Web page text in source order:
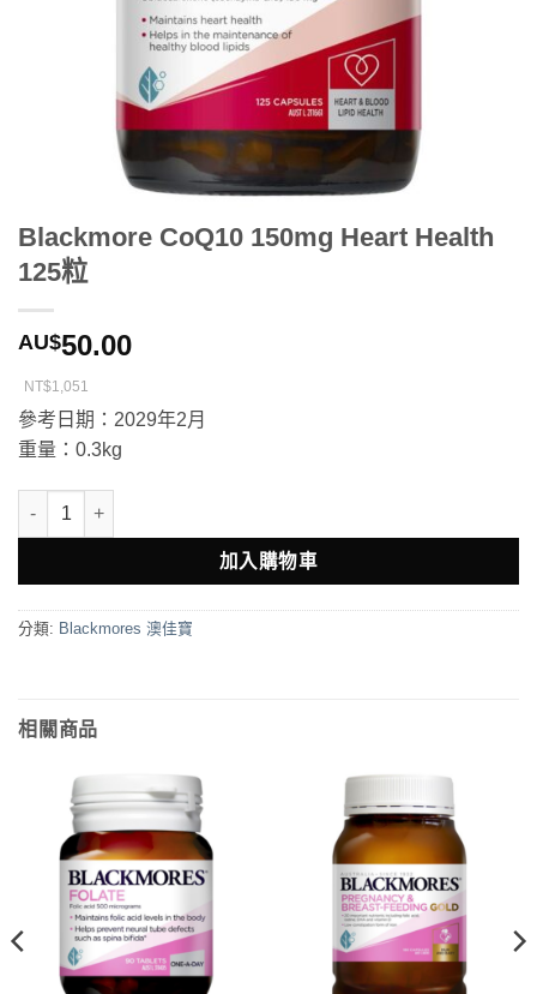
Blackmore CoQ10 150mg Heart Health
125粒
AU$50.00
NT$1,051
參考日期：2029年2月
重量：0.3kg
Blackmore CoQ10 150mg Heart Health 125粒 數量
加入購物車
分類: Blackmores 澳佳寶
相關商品